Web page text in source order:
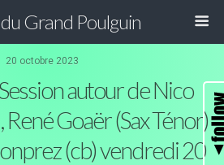
Grand Poulguin
20 octobre 2023
autour de Nico
Goaër (Sax Ténor)
(cb) vendredi 20